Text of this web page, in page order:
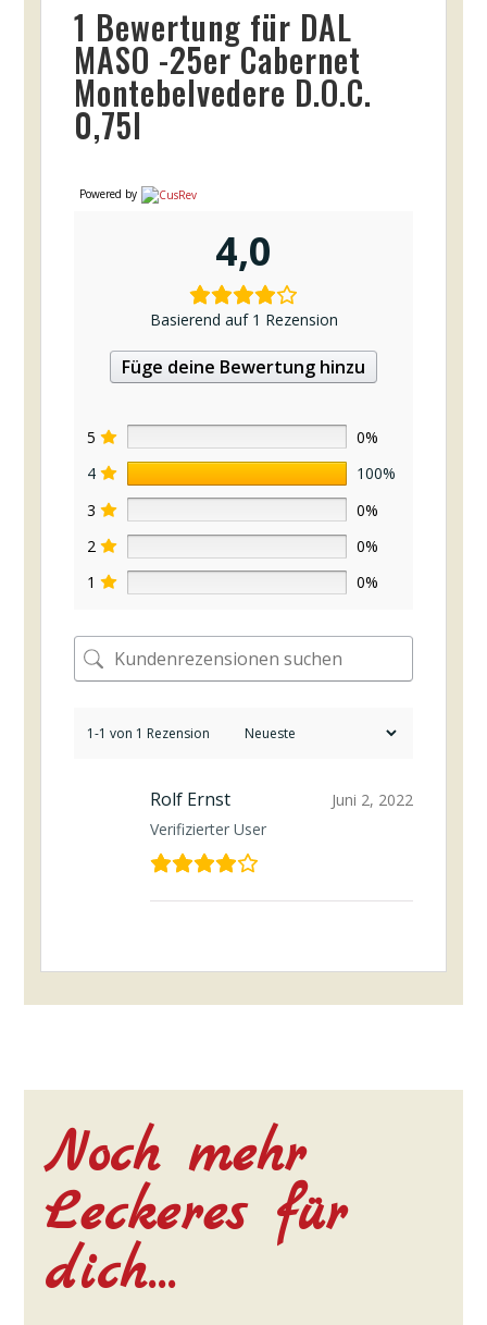
1 Bewertung für DAL
MASO -25er Cabernet
Montebelvedere D.O.C.
0,75l
Powered by
4,0
Basierend auf 1 Rezension
Füge deine Bewertung hinzu
5
0%
4
100%
3
0%
2
0%
1
0%
1-1 von 1 Rezension
Rolf Ernst
Verifizierter User
Juni 2, 2022
Noch mehr
Leckeres für
dich…